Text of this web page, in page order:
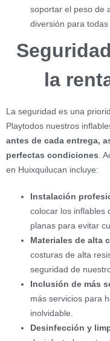
soportar el peso de
diversión para todas
la
La seguridad es una
Playtodos nuestros
antes de cada entrega,
perfectas condiciones .
en Huixquilucan incluye:
Instalación
colocar los inflables
planas para evitar
Materiales de alta
costuras de alta
seguridad de
Inclusión de más
más servicios para
inolvidable.
Desinfección y